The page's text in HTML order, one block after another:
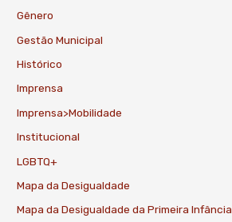
Gênero
Gestão Municipal
Histórico
Imprensa
Imprensa>Mobilidade
Institucional
LGBTQ+
Mapa da Desigualdade
Mapa da Desigualdade da Primeira Infância